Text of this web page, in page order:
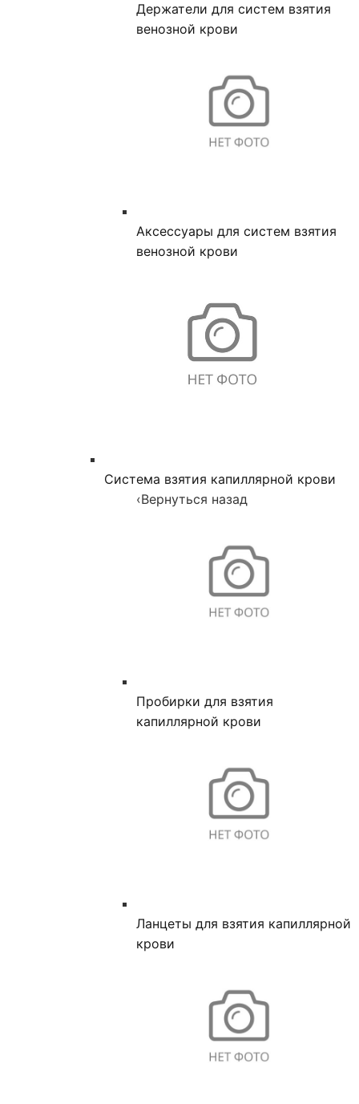
Держатели для систем взятия
венозной крови
Аксессуары для систем взятия
венозной крови
Система взятия капиллярной крови
‹Вернуться назад
Пробирки для взятия
капиллярной крови
Ланцеты для взятия капиллярной
крови